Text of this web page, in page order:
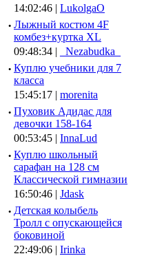
14:02:46 | LukolgaO
· Лыжный костюм 4F
комбез+куртка XL
09:48:34 |
_Nezabudka_
· Куплю учебники для 7
класса
15:45:17 | morenita
· Пуховик Адидас для
девочки 158-164
00:53:45 | InnaLud
· Куплю школьный
сарафан на 128 см
Классической гимназии
16:50:46 | Jdask
· Детская колыбель
Тролл с опускающейся
боковиной
22:49:06 | Irinka